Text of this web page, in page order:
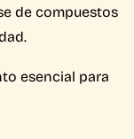
de compuestos
esencial para